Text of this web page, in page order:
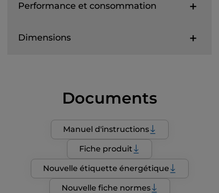
Performance et consommation
Dimensions
Documents
Manuel d'instructions
Fiche produit
Nouvelle étiquette énergétique
Nouvelle fiche normes